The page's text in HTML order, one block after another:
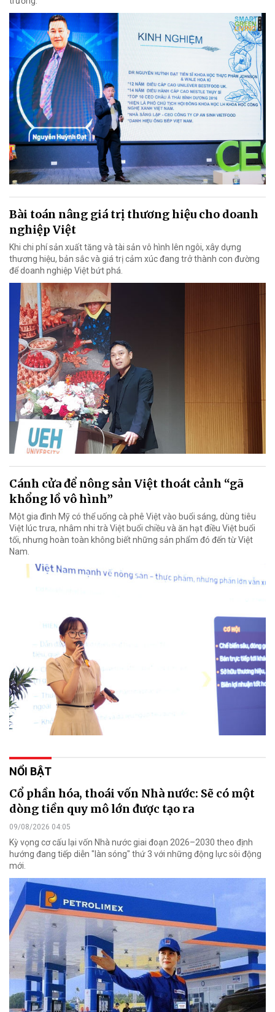
Bài toán nâng giá trị thương hiệu cho doanh
nghiệp Việt
Khi chi phí sản xuất tăng và tài sản vô hình lên ngôi, xây dựng
thương hiệu, bản sắc và giá trị cảm xúc đang trở thành con đường
để doanh nghiệp Việt bứt phá.
Cánh cửa để nông sản Việt thoát cảnh “gã
khổng lồ vô hình”
Một gia đình Mỹ có thể uống cà phê Việt vào buổi sáng, dùng tiêu
Việt lúc trưa, nhâm nhi trà Việt buổi chiều và ăn hạt điều Việt buổi
tối, nhưng hoàn toàn không biết những sản phẩm đó đến từ Việt
Nam.
NỔI BẬT
Cổ phần hóa, thoái vốn Nhà nước: Sẽ có một
dòng tiền quy mô lớn được tạo ra
09/08/2026 04:05
Kỳ vọng cơ cấu lại vốn Nhà nước giai đoạn 2026–2030 theo định
hướng đang tiếp diễn "làn sóng" thứ 3 với những động lực sôi động
mới.